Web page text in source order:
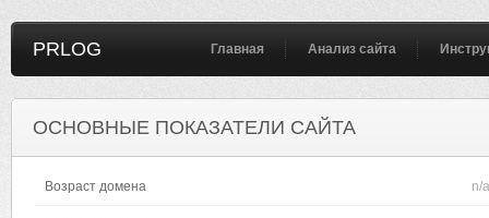
PRLOG Главная Анализ сайта
ОСНОВНЫЕ ПОКАЗАТЕЛИ САЙТА
Возраст домена n/a